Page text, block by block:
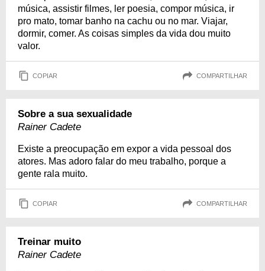
música, assistir filmes, ler poesia, compor música, ir
pro mato, tomar banho na cachu ou no mar. Viajar,
dormir, comer. As coisas simples da vida dou muito
valor.
COPIAR COMPARTILHAR
Sobre a sua sexualidade
Rainer Cadete
Existe a preocupação em expor a vida pessoal dos
atores. Mas adoro falar do meu trabalho, porque a
gente rala muito.
COPIAR COMPARTILHAR
Treinar muito
Rainer Cadete